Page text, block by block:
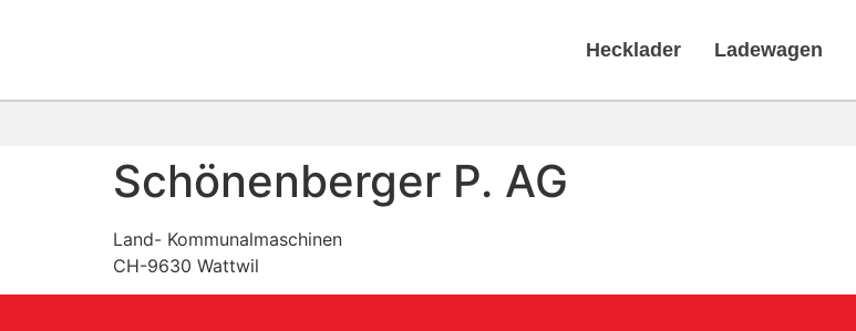
Hecklader Ladewagen
Schönenberger P. AG
Land- Kommunalmaschinen
CH-9630 Wattwil